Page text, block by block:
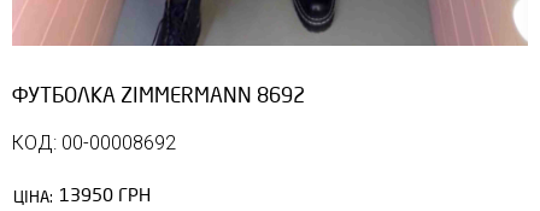
ФУТБОЛКА ZIMMERMANN 8692
КОД: 00-00008692
ЦІНА: 13950 ГРН